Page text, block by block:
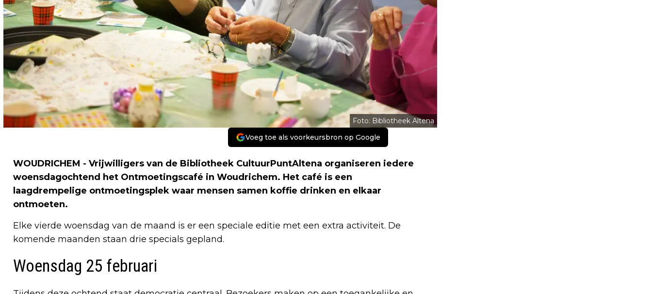
Foto: Bibliotheek Altena
Voeg toe als voorkeursbron op Google
WOUDRICHEM - Vrijwilligers van de Bibliotheek CultuurPuntAltena organiseren iedere
woensdagochtend het Ontmoetingscafé in Woudrichem. Het café is een
laagdrempelige ontmoetingsplek waar mensen samen koffie drinken en elkaar
ontmoeten.
Elke vierde woensdag van de maand is er een speciale editie met een extra activiteit. De
komende maanden staan drie specials gepland.
Woensdag 25 februari